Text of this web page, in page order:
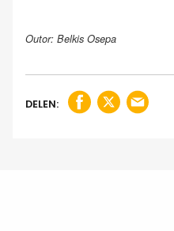
Outor: Belkis Osepa
DELEN: